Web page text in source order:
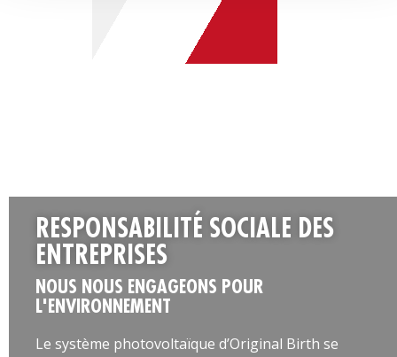
RESPONSABILITÉ SOCIALE DES
ENTREPRISES
NOUS NOUS ENGAGEONS POUR
L'ENVIRONNEMENT
Le système photovoltaïque d’Original Birth se